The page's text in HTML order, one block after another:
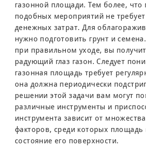
газонной площади. Тем более, что
подобных мероприятий не
денежных затрат. Для
нужно подготовить грунт и
при правильном уходе, вы
радующий глаз газон. Следует
газонная площадь требует
она должна периодически
решении этой задачи вам могут
различные инструменты и
инструмента зависит от
факторов, среди которых площадь
состояние его поверхности.